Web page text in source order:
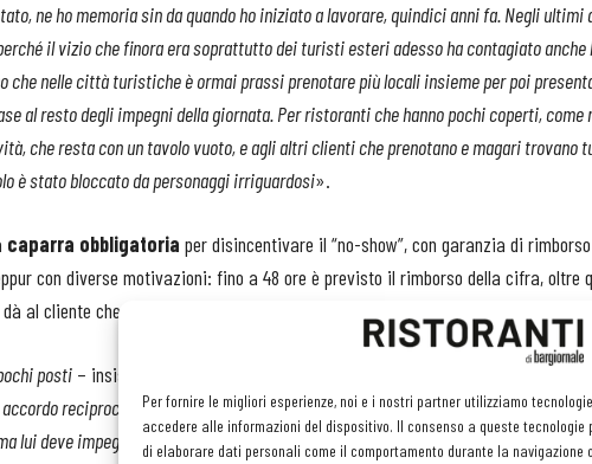
Per fornire le migliori esperienze, noi e i nostri partner utilizziamo
accedere alle informazioni del dispositivo. Il consenso a queste
di elaborare dati personali come il comportamento durante la navigazione
ne ho memoria sin da quando ho iniziato a lavorare, quindici anni fa. Negli ultimi
il vizio che finora era soprattutto dei turisti esteri adesso ha contagiato anche
che nelle città turistiche è ormai prassi prenotare più locali insieme per poi
al resto degli impegni della giornata. Per ristoranti che hanno pochi coperti, come
che resta con un tavolo vuoto, e agli altri clienti che prenotano e magari trovano
è stato bloccato da personaggi irriguardosi».
caparra obbligatoria per disincentivare il “no-show”, con garanzia di
con diverse motivazioni: fino a 48 ore è previsto il rimborso della cifra, oltre
al cliente che disdice un voucher da utilizzare entro 3-6 mesi.
posti – insiste Lorenzo Romano –
e ho bisogno che chi prenota mi garantisca la
accordo reciproco, un 'patto' col cliente: io mi impegno a riservargli uno dei miei
lui deve impegnarsi a presentarsi il giorno e l'ora a cui ha riservato il tavolo».